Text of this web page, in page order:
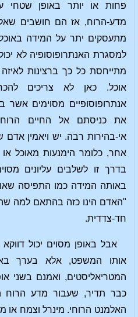
פחות או יותר באופן שטחי
מדע-הרוח, אז הם חושבים
מתעסקים יתר על המידה
למסגרת האנתרופוסופיה לא
מתייחסת כל כך ברצינות
אוכל. כאן לא צריכים
אנתרופוסופיים מסוימים אשר
את כניסתם אל החיים
אי-בהירות רבה. יש ויאמין אדם
אחר, כלומר הימנעות מאוכל
בדרך זו לשלבים עליונים
באותה המידה כמו התפיסה
"האדם הינו כזה בהתאם למה
חד-צדדית.
אבל באופן מסוים יכול
אותו המשפט, אלא בערך
המטריאליסטים, ואמנם בשני
כבר תדיר, שעבור מדע הרוח
האלמנט הרוחי. מינרל וצמח או